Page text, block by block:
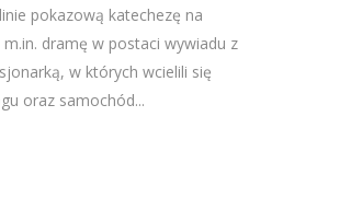
pokazową katechezę na
dramę w postaci wywiadu z
w których wcielili się
oraz samochód...